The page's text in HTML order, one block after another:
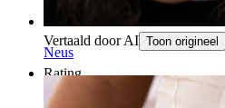
Neus
Geverifieerde aankoop
Vertaald door AI Toon origineel
Rating